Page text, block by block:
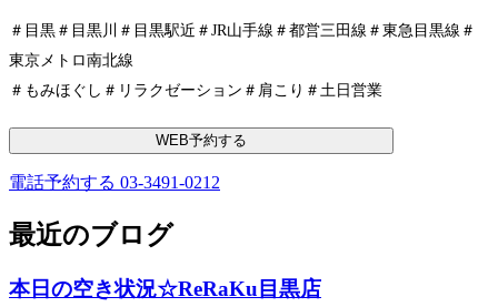
＃目黒＃目黒川＃目黒駅近＃JR山手線＃都営三田線＃東急目黒線＃
東京メトロ南北線
＃もみほぐし＃リラクゼーション＃肩こり＃土日営業
WEB予約する
電話予約する 03-3491-0212
最近のブログ
本日の空き状況☆ReRaKu目黒店